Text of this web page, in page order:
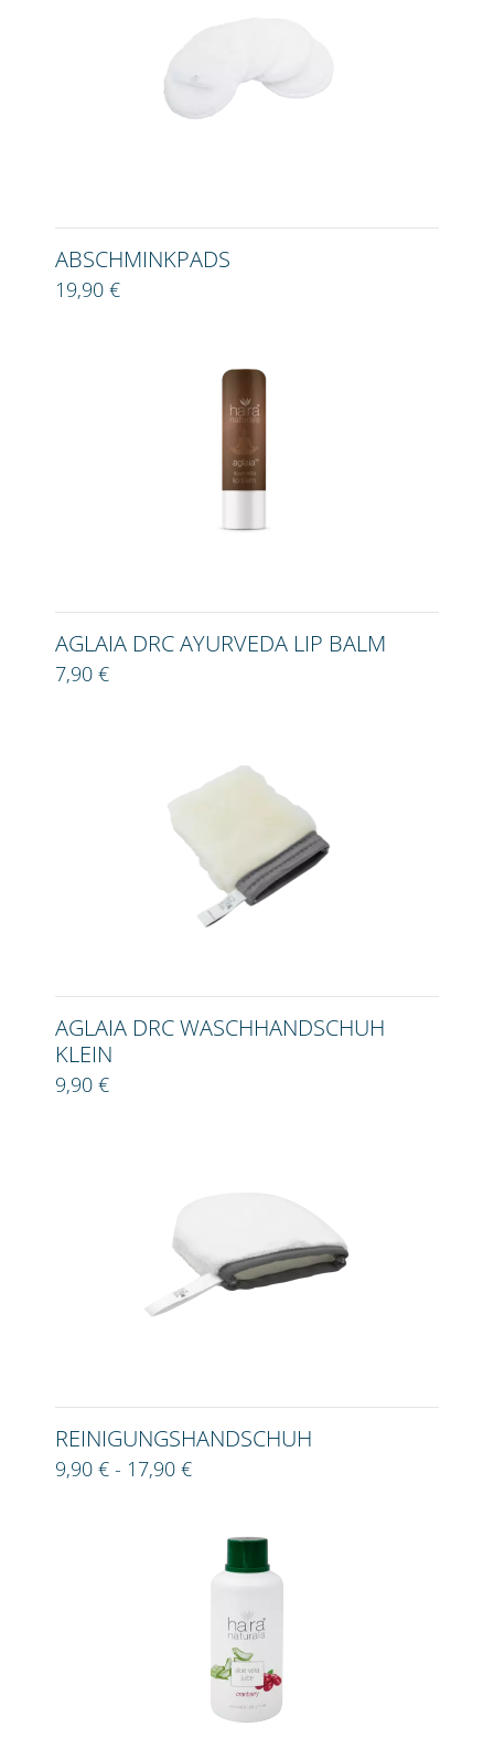
ABSCHMINKPADS
19,90 €
AGLAIA DRC AYURVEDA LIP BALM
7,90 €
AGLAIA DRC WASCHHANDSCHUH
KLEIN
9,90 €
REINIGUNGSHANDSCHUH
9,90 € - 17,90 €